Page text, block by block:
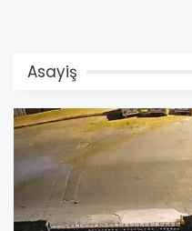
Asayiş